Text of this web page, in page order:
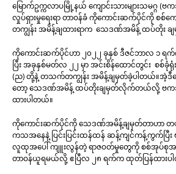
မြောက်ဥက္ကလာပမြို့နယ် ကျောင်းသားများသမဂ္ဂ (ဗက
လှုပ်ရှားမှုရေးရာ တာဝန်ခံ ကိုကောင်းဆက်ပိုင်ကို စ
တကျွန်း အမိန့်ချထားရာက သေဒဏ်အမိန့် ထပ်တိုး ခ
ကိုကောင်းဆက်ပိုင်ဟာ ၂၀၂၂ ခုနှစ် ဒီဇင်ဘာလ ၁ ရက်
ပြီး အခုနှစ်မတ်လ ၂၂ မှာ အင်းစိန်ထောင်တွင်း စစ်ခုံရုံ
(ည) တို့နဲ့ တသက်တကျွန်း အမိန့်ချမှတ်ခဲ့ပါတယ်။အဲ့ဒီနေ
တော့ သေဒဏ်အမိန့် ထပ်တိုးချမှတ်လိုက်တယ်လို့ ဗကသ
ထားပါတယ်။
ကိုကောင်းဆက်ပိုင်ကို သေဒဏ်အမိန့်ချမှတ်တာဟာ တ
ကသအနေနဲ့ ပြင်းပြင်းထန်ထန် ဆန့်ကျင်ကန့်ကွက်ပြီ
လူထုအပေါ် ကျူးလွန်တဲ့ ရာဇဝတ်မှုတွေကို စစ်အုပ်စုအ
တာဝန်ယူရမယ်လို့ ဧပြီလ ၂၈ ရက်က ထုတ်ပြန်ထားပ